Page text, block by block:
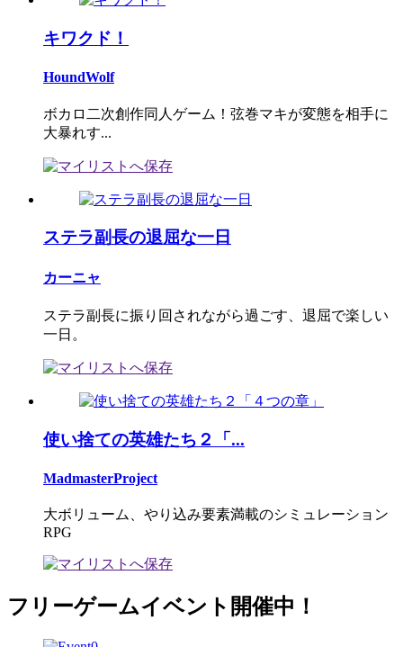
キワクド！
HoundWolf
ボカロ二次創作同人ゲーム！弦巻マキが変態を相手に
大暴れす...
ステラ副長の退屈な一日
カーニャ
ステラ副長に振り回されながら過ごす、退屈で楽しい
一日。
使い捨ての英雄たち２「...
MadmasterProject
大ボリューム、やり込み要素満載のシミュレーション
RPG
フリーゲームイベント開催中！